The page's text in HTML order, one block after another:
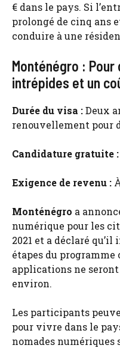
€ dans le pays. Si
prolongé de cinq ans
conduire à une
Monténégro :
intrépides et un
Durée du visa :Deux
renouvellement pour
Candidature gratuite :
Exigence de revenu :
Monténégro a
numérique pour les
2021 et a déclaré
étapes du programme
applications ne
environ.
Les participants
pour vivre dans le
nomades numériques